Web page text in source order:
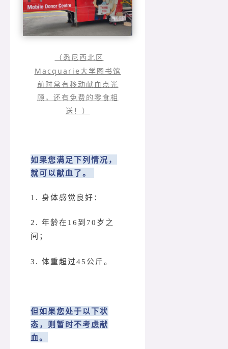
（悉尼西北区
Macquarie大学图书馆
前时常有移动献血点光
顾，还有免费的零食相
送！）
如果您满足下列情况，
就可以献血了。
1. 身体感觉良好：
2. 年龄在16到70岁之
间；
3. 体重超过45公斤。
但如果您处于以下状
态，则暂时不考虑献
血。